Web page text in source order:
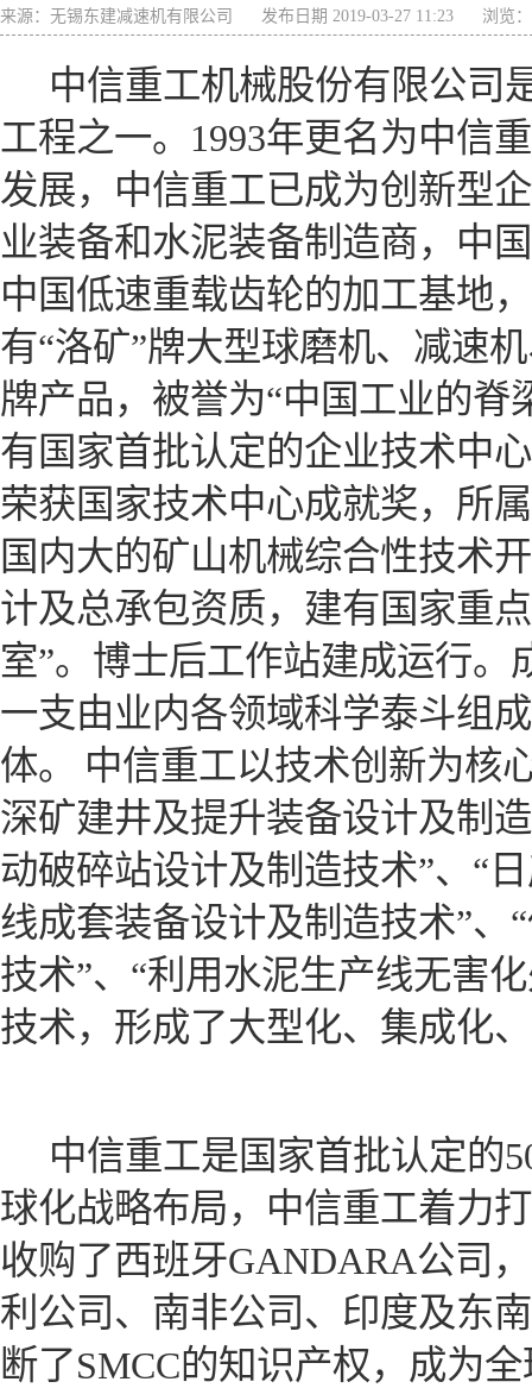
来源： 无锡东建减速机有限公司 发布日期 2019-03-27 11:23 浏览：
中信重工机械股份有限公司
工程之一。1993年更名为中信
发展，中信重工已成为创新型
业装备和水泥装备制造商，中
中国低速重载齿轮的加工基地
有“洛矿”牌大型球磨机、减速
牌产品，被誉为“中国工业的
有国家首批认定的企业技术中
荣获国家技术中心成就奖，所
国内大的矿山机械综合性技术
计及总承包资质，建有国家重
室”。博士后工作站建成运行
一支由业内各领域科学泰斗组
体。 中信重工以技术创新为核
深矿建井及提升装备设计及制
动破碎站设计及制造技术”、“
线成套装备设计及制造技术”、
技术”、“利用水泥生产线无害
技术，形成了大型化、集成化
中信重工是国家首批认定的
球化战略布局，中信重工着力
收购了西班牙GANDARA公司
利公司、南非公司、印度及东
断了SMCC的知识产权，成为